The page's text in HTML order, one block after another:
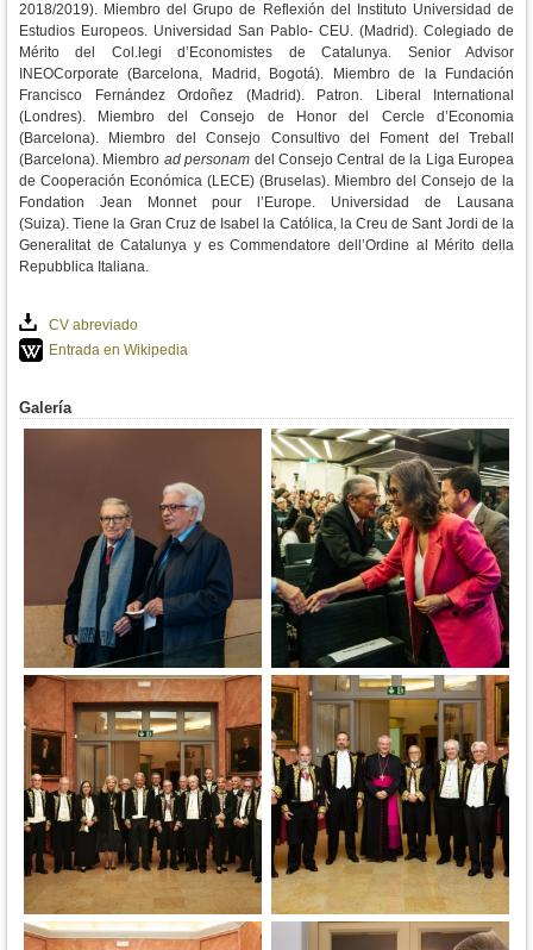
2018/2019). Miembro del Grupo de Reflexión del Instituto Universidad de
Estudios Europeos. Universidad San Pablo- CEU. (Madrid). Colegiado de
Mérito del Col.legi d’Economistes de Catalunya. Senior Advisor
INEOCorporate (Barcelona, Madrid, Bogotá).
Miembro de la Fundación
Francisco Fernández Ordoñez (Madrid).
Patron. Liberal International
(Londres).
Miembro del Consejo de Honor del Cercle d’Economia
(Barcelona).
Miembro del Consejo Consultivo del Foment del Treball
(Barcelona). Miembro ad personam del Consejo Central de la Liga Europea
de Cooperación Económica (LECE) (Bruselas). Miembro del Consejo de la
Fondation Jean Monnet pour l’Europe. Universidad de Lausana
(Suiza).Tiene la Gran Cruz de Isabel la Católica, la Creu de Sant Jordi de la
Generalitat de Catalunya y es Commendatore dell’Ordine al Mérito della
Repubblica Italiana.
CV abreviado
Entrada en Wikipedia
Galería